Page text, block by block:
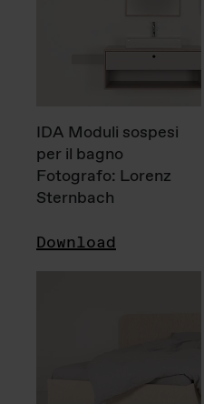
IDA Moduli sospesi
per il bagno
Fotografo: Lorenz
Sternbach
Download